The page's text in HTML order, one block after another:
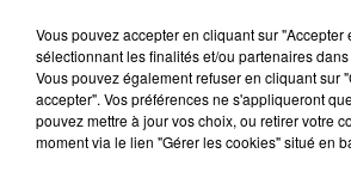
Vous pouvez accepter en cliquant sur "Accepter
sélectionnant les finalités et/ou partenaires
Vous pouvez également refuser en cliquant sur
accepter". Vos préférences ne s'appliqueront
pouvez mettre à jour vos choix, ou retirer votre
moment via le lien "Gérer les cookies" situé en